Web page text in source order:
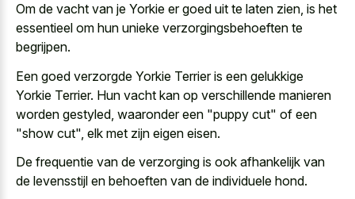
Om de vacht van je Yorkie er goed uit te laten zien, is het
essentieel om hun unieke verzorgingsbehoeften te
begrijpen.
Een goed verzorgde Yorkie Terrier is een gelukkige
Yorkie Terrier. Hun vacht kan op verschillende manieren
worden gestyled, waaronder een "puppy cut" of een
"show cut", elk met zijn eigen eisen.
De frequentie van de verzorging is ook afhankelijk van
de levensstijl en behoeften van de individuele hond.